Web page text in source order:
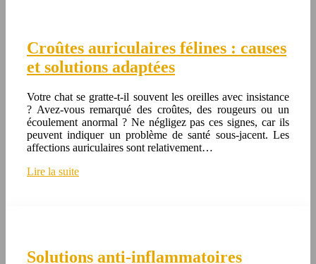
Croûtes auriculaires félines : causes
et solutions adaptées
Votre chat se gratte-t-il souvent les oreilles avec insistance
? Avez-vous remarqué des croûtes, des rougeurs ou un
écoulement anormal ? Ne négligez pas ces signes, car ils
peuvent indiquer un problème de santé sous-jacent. Les
affections auriculaires sont relativement…
Lire la suite
Solutions anti-inflammatoires